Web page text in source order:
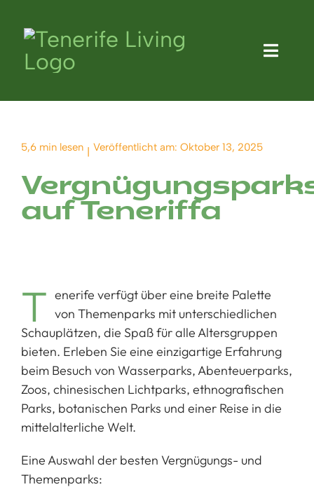
Inhalt
springen
Wohnungen
Langfristige Vermietungen
Blog
Wer wir sind
5,6 min lesen Veröffentlicht am: Oktober 13, 2025
auf Teneriffa
T enerife verfügt über eine breite Palette
von Themenparks mit unterschiedlichen
Schauplätzen, die Spaß für alle Altersgruppen
bieten. Erleben Sie eine einzigartige Erfahrung
beim Besuch von Wasserparks, Abenteuerparks,
Zoos, chinesischen Lichtparks, ethnografischen
Parks, botanischen Parks und einer Reise in die
mittelalterliche Welt.
Eine Auswahl der besten Vergnügungs- und
Themenparks: